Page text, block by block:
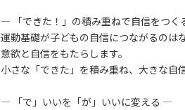
― 「できた！」の積み重ねで自信をつ
運動基礎が子どもの自信につながるのは
意欲と自信をもたらします。
小さな「できた」を積み重ね、大きな自
― 「で」いいを「が」いいに変える ―